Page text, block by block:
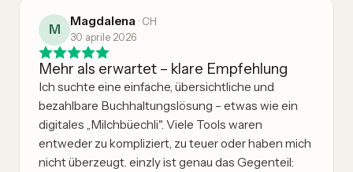
M
Magdalena · CH
30 aprile 2026
Mehr als erwartet – klare Empfehlung
Ich suchte eine einfache, übersichtliche und
bezahlbare Buchhaltungslösung – etwas wie ein
digitales „Milchbüechli". Viele Tools waren
entweder zu kompliziert, zu teuer oder haben mich
nicht überzeugt. einzly ist genau das Gegenteil: